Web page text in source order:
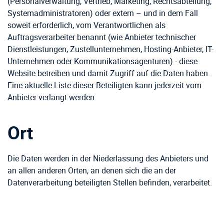
Systemadministratoren) oder extern – und in dem Fall
soweit erforderlich, vom Verantwortlichen als
Auftragsverarbeiter benannt (wie Anbieter technischer
Dienstleistungen, Zustellunternehmen, Hosting-Anbieter, IT-
Unternehmen oder Kommunikationsagenturen) - diese
Website betreiben und damit Zugriff auf die Daten haben.
Eine aktuelle Liste dieser Beteiligten kann jederzeit vom
Anbieter verlangt werden.
Ort
Die Daten werden in der Niederlassung des Anbieters und
an allen anderen Orten, an denen sich die an der
Datenverarbeitung beteiligten Stellen befinden, verarbeitet.